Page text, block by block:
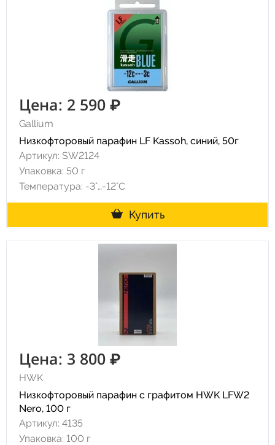
Цена: 2 590 ₽
Gallium
Низкофторовый парафин LF Kassoh, синий, 50г
Артикул: SW2124
Упаковка: 50 г
Температура: -3°…-12°C
Купить
Цена: 3 800 ₽
HWK
Низкофторовый парафин с графитом HWK LFW2
Nero, 100 г
Артикул: 4135
Упаковка: 100 г